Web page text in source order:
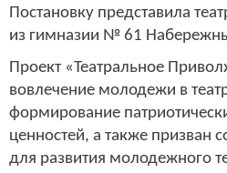
Постановку представила
из гимназии № 61
Проект «Театральное
вовлечение молодежи в
формирование
ценностей, а также призван
для развития молодежного